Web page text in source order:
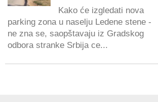
Kako će izgledati nova
parking zona u naselju Ledene stene -
ne zna se, saopštavaju iz Gradskog
odbora stranke Srbija ce...